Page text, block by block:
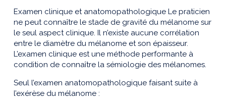
Examen clinique et anatomopathologique Le praticien
ne peut connaître le stade de gravité du mélanome sur
le seul aspect clinique. Il n’existe aucune corrélation
entre le diamètre du mélanome et son épaisseur.
L’examen clinique est une méthode performante à
condition de connaître la sémiologie des mélanomes.
Seul l’examen anatomopathologique faisant suite à
l’exérèse du mélanome :